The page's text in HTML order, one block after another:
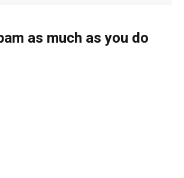
as much as you do